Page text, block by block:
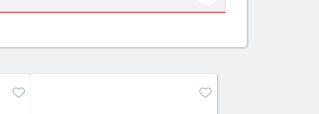
от детей).